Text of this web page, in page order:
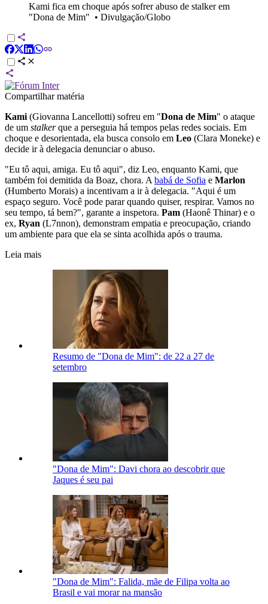
Kami fica em choque após sofrer abuso de stalker em
"Dona de Mim" • Divulgação/Globo
Compartilhar matéria
Kami (Giovanna Lancellotti) sofreu em "Dona de Mim" o ataque
de um stalkerque a perseguia há tempos pelas redes sociais. Em
choque e desorientada, ela busca consolo em Leo (Clara Moneke) e
decide ir à delegacia denunciar o abuso.
"Eu tô aqui, amiga. Eu tô aqui", diz Leo, enquanto Kami, que
também foi demitida da Boaz, chora. A babá de Sofia e Marlon
(Humberto Morais) a incentivam a ir à delegacia. "Aqui é um
espaço seguro. Você pode parar quando quiser, respirar. Vamos no
seu tempo, tá bem?", garante a inspetora. Pam (Haonê Thinar) e o
ex, Ryan (L7nnon), demonstram empatia e preocupação, criando
um ambiente para que ela se sinta acolhida após o trauma.
Leia mais
Resumo de "Dona de Mim": de 22 a 27 de
setembro
"Dona de Mim": Davi chora ao descobrir que
Jaques é seu pai
"Dona de Mim": Falida, mãe de Filipa volta ao
Brasil e vai morar na mansão